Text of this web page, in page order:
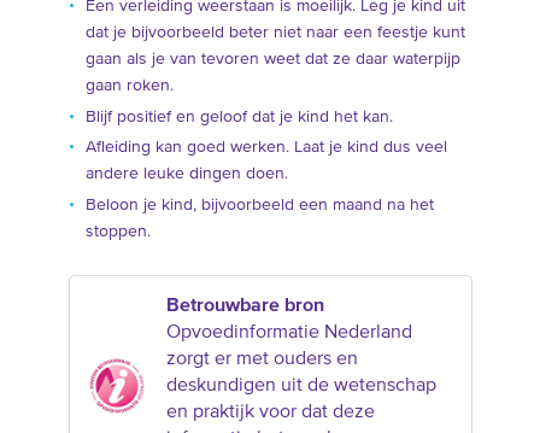
Een verleiding weerstaan is moeilijk. Leg je kind uit
dat je bijvoorbeeld beter niet naar een feestje kunt
gaan als je van tevoren weet dat ze daar waterpijp
gaan roken.
Blijf positief en geloof dat je kind het kan.
Afleiding kan goed werken. Laat je kind dus veel
andere leuke dingen doen.
Beloon je kind, bijvoorbeeld een maand na het
stoppen.
Betrouwbare bron
Opvoedinformatie Nederland
zorgt er met ouders en
deskundigen uit de wetenschap
en praktijk voor dat deze